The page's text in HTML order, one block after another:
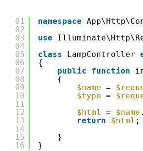
01
02
03
04
05
06
07
08
09
10
11
12
13
14
15
16
namespace
use
class
LampController
{
public
function
{
$name =
$type =
$html
= $name .
return
$html ;
}
}